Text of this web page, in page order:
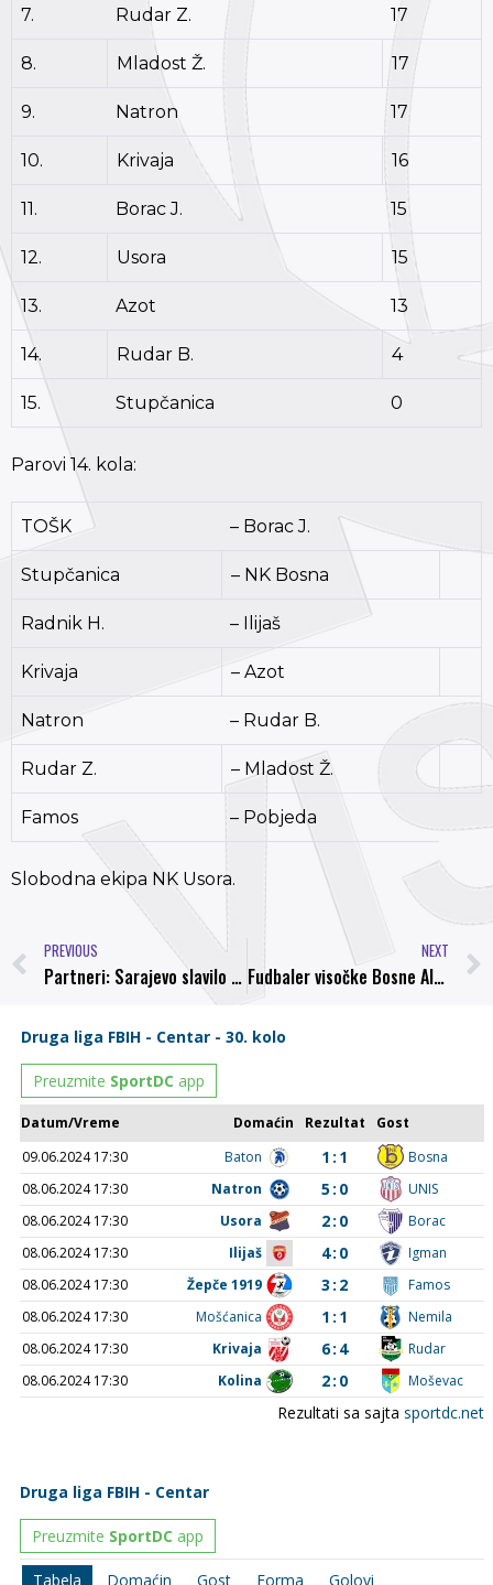
7. Rudar Z. 17
8. Mladost Ž. 17
9. Natron 17
10. Krivaja 16
11. Borac J. 15
12. Usora 15
13. Azot 13
14. Rudar B. 4
15. Stupčanica 0
Parovi 14. kola:
TOŠK – Borac J.
Stupčanica – NK Bosna
Radnik H. – Ilijaš
Krivaja – Azot
Natron – Rudar B.
Rudar Z. – Mladost Ž.
Famos – Pobjeda
Slobodna ekipa NK Usora.
PREVIOUS
Partneri: Sarajevo slavilo na Grbavici
NEXT
Fudbaler visočke Bosne Alem Plakalo i dalje prvi strijelac